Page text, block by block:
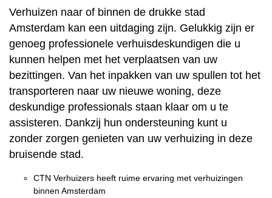
Verhuizen naar of binnen de drukke stad
Amsterdam kan een uitdaging zijn. Gelukkig zijn er
genoeg professionele verhuisdeskundigen die u
kunnen helpen met het verplaatsen van uw
bezittingen. Van het inpakken van uw spullen tot het
transporteren naar uw nieuwe woning, deze
deskundige professionals staan klaar om u te
assisteren. Dankzij hun ondersteuning kunt u
zonder zorgen genieten van uw verhuizing in deze
bruisende stad.
CTN Verhuizers heeft ruime ervaring met verhuizingen
binnen Amsterdam